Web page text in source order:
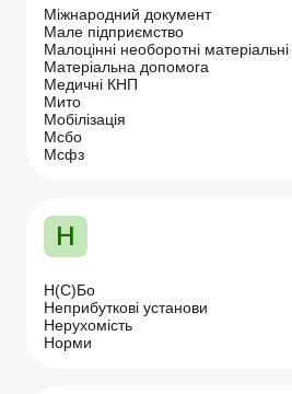
Міжнародний документ
Мале підприємство
Малоцінні необоротні
Матеріальна допомога
Медичні КНП
Мито
Мобілізація
Мсбо
Мсфз
Н
Н(С)Бо
Неприбуткові установи
Нерухомість
Норми